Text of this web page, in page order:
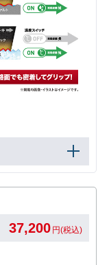
37,200 円(税込)